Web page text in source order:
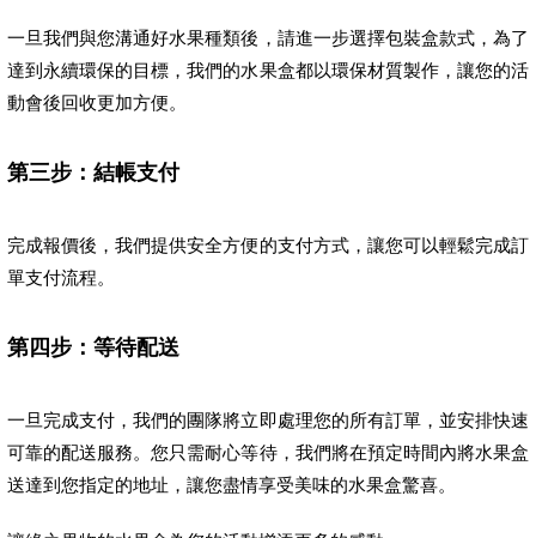
一旦我們與您溝通好水果種類後，請進一步選擇包裝盒款式，為了
達到永續環保的目標，我們的水果盒都以環保材質製作，讓您的活
動會後回收更加方便。
第三步：結帳支付
完成報價後，我們提供安全方便的支付方式，讓您可以輕鬆完成訂
單支付流程。
第四步：等待配送
一旦完成支付，我們的團隊將立即處理您的所有訂單，並安排快速
可靠的配送服務。您只需耐心等待，我們將在預定時間內將水果盒
送達到您指定的地址，讓您盡情享受美味的水果盒驚喜。